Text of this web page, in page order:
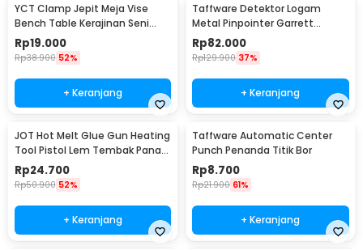
YCT Clamp Jepit Meja Vise
Bench Table Kerajinan Seni
Perhiasan 25mm - QST
Rp19.000
Rp38.900 52%
+ Keranjang
Taffware Detektor Logam
Metal Pinpointer Garrett
Waterproof - 1166000
Rp82.000
Rp129.900 37%
+ Keranjang
JOT Hot Melt Glue Gun Heating
Tool Pistol Lem Tembak Panas
20W - QT-302
Rp24.700
Rp50.900 52%
+ Keranjang
Taffware Automatic Center
Punch Penanda Titik Bor
Rp8.700
Rp21.900 61%
+ Keranjang